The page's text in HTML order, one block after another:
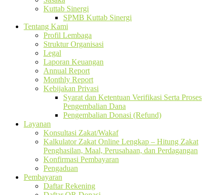
Kuttab Sinergi
SPMB Kuttab Sinergi
Tentang Kami
Profil Lembaga
Struktur Organisasi
Legal
Laporan Keuangan
Annual Report
Monthly Report
Kebijakan Privasi
Syarat dan Ketentuan Verifikasi Serta Proses
Pengembalian Dana
Pengembalian Donasi (Refund)
Layanan
Konsultasi Zakat/Wakaf
Kalkulator Zakat Online Lengkap – Hitung Zakat
Penghasilan, Maal, Perusahaan, dan Perdagangan
Konfirmasi Pembayaran
Pengaduan
Pembayaran
Daftar Rekening